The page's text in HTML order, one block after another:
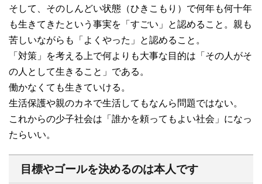
そして、そのしんどい状態（ひきこもり）で何年も何十年
も生きてきたという事実を「すごい」と認めること。親も
苦しいながらも「よくやった」と認めること。
「対策」を考える上で何よりも大事な目的は「その人がそ
の人として生きること」である。
働かなくても生きていける。
生活保護や親のカネで生活してもなんら問題ではない。
これからの少子社会は「誰かを頼ってもよい社会」になっ
たらいい。
目標やゴールを決めるのは本人です